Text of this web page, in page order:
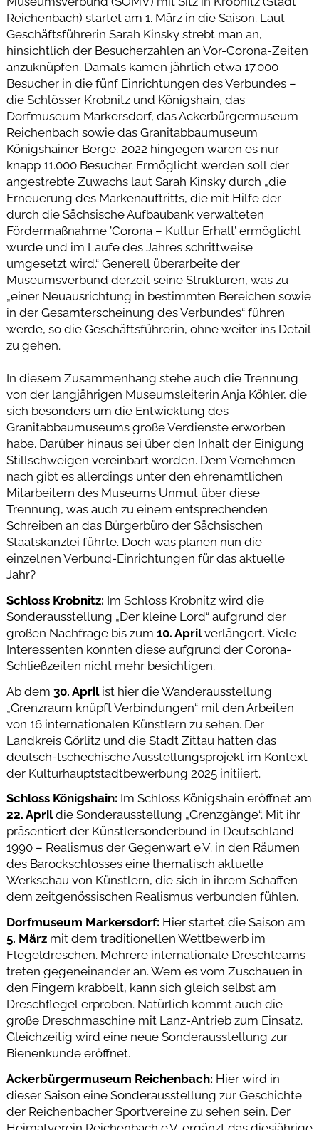
Reichenbach) startet am 1. März in die Saison. Laut
Geschäftsführerin Sarah Kinsky strebt man an,
hinsichtlich der Besucherzahlen an Vor-Corona-Zeiten
anzuknüpfen. Damals kamen jährlich etwa 17.000
Besucher in die fünf Einrichtungen des Verbundes –
die Schlösser Krobnitz und Königshain, das
Dorfmuseum Markersdorf, das Ackerbürgermuseum
Reichenbach sowie das Granitabbaumuseum
Königshainer Berge. 2022 hingegen waren es nur
knapp 11.000 Besucher. Ermöglicht werden soll der
angestrebte Zuwachs laut Sarah Kinsky durch „die
Erneuerung des Markenauftritts, die mit Hilfe der
durch die Sächsische Aufbaubank verwalteten
Fördermaßnahme ’Corona – Kultur Erhalt’ ermöglicht
wurde und im Laufe des Jahres schrittweise
umgesetzt wird.“ Generell überarbeite der
Museumsverbund derzeit seine Strukturen, was zu
„einer Neuausrichtung in bestimmten Bereichen sowie
in der Gesamterscheinung des Verbundes“ führen
werde, so die Geschäftsführerin, ohne weiter ins Detail
zu gehen.
In diesem Zusammenhang stehe auch die Trennung
von der langjährigen Museumsleiterin Anja Köhler, die
sich besonders um die Entwicklung des
Granitabbaumuseums große Verdienste erworben
habe. Darüber hinaus sei über den Inhalt der Einigung
Stillschweigen vereinbart worden. Dem Vernehmen
nach gibt es allerdings unter den ehrenamtlichen
Mitarbeitern des Museums Unmut über diese
Trennung, was auch zu einem entsprechenden
Schreiben an das Bürgerbüro der Sächsischen
Staatskanzlei führte. Doch was planen nun die
einzelnen Verbund-Einrichtungen für das aktuelle
Jahr?
Schloss Krobnitz: Im Schloss Krobnitz wird die
Sonderausstellung „Der kleine Lord“ aufgrund der
großen Nachfrage bis zum 10. Aprilverlängert. Viele
Interessenten konnten diese aufgrund der Corona-
Schließzeiten nicht mehr besichtigen.
Ab dem 30. Aprilist hier die Wanderausstellung
„Grenzraum knüpft Verbindungen“ mit den Arbeiten
von 16 internationalen Künstlern zu sehen. Der
Landkreis Görlitz und die Stadt Zittau hatten das
deutsch-tschechische Ausstellungsprojekt im Kontext
der Kulturhauptstadtbewerbung 2025 initiiert.
Schloss Königshain: Im Schloss Königshain eröffnet am
22. Aprildie Sonderausstellung „Grenzgänge“. Mit ihr
präsentiert der Künstlersonderbund in Deutschland
1990 – Realismus der Gegenwart e.V. in den Räumen
des Barockschlosses eine thematisch aktuelle
Werkschau von Künstlern, die sich in ihrem Schaffen
dem zeitgenössischen Realismus verbunden fühlen.
Dorfmuseum Markersdorf: Hier startet die Saison am
5. Märzmit dem traditionellen Wettbewerb im
Flegeldreschen. Mehrere internationale Dreschteams
treten gegeneinander an. Wem es vom Zuschauen in
den Fingern krabbelt, kann sich gleich selbst am
Dreschflegel erproben. Natürlich kommt auch die
große Dreschmaschine mit Lanz-Antrieb zum Einsatz.
Gleichzeitig wird eine neue Sonderausstellung zur
Bienenkunde eröffnet.
Ackerbürgermuseum Reichenbach: Hier wird in
dieser Saison eine Sonderausstellung zur Geschichte
der Reichenbacher Sportvereine zu sehen sein. Der